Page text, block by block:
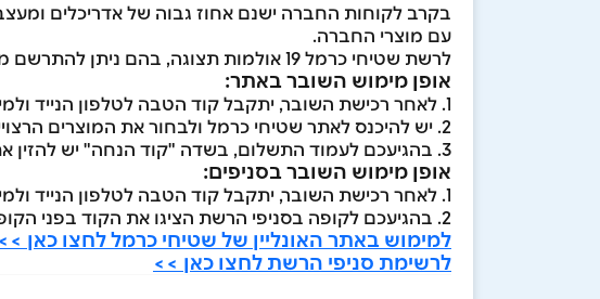
בקרב לקוחות החברה ישנם אחוז גבוה של אדריכלים
עם מוצרי החברה.
לרשת שטיחי כרמל 19 אולמות תצוגה, בהם ניתן להתרשם מהמבחר הגדול של המוצרים, מרעיונות לעיצוב ומפתרונות חיפוי מתקדמים.
אופן מימוש השובר באתר:
1. לאחר רכישת השובר, יתקבל קוד הטבה לטלפון הנייד ולמייל
2. יש להיכנס לאתר שטיחי כרמל ולבחור את המוצרים הרצויים
3. בהגיעכם לעמוד התשלום, בשדה "קוד הנחה" יש להזין את קוד השובר שהתקבל וללחוץ על כפתור "החל"
אופן מימוש השובר בסניפים:
1. לאחר רכישת השובר, יתקבל קוד הטבה לטלפון הנייד ולמייל
2. בהגיעכם לקופה בסניפי הרשת הציגו את הקוד בפני הקופאי/ת
למימוש באתר האונליין של שטיחי כרמל לחצו כאן >>
לרשימת סניפי הרשת לחצו כאן >>